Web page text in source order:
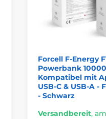
Forcell F-Energy
Powerbank
Kompatibel mit
USB-C & USB-A -
- Schwarz
Versandbereit,